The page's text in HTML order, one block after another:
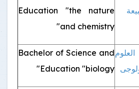
Education "the nature
and chemistry"
Bachelor of Science and
Education "biology"